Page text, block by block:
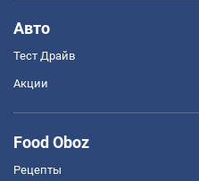
Авто
Тест Драйв
Акции
Food Oboz
Рецепты